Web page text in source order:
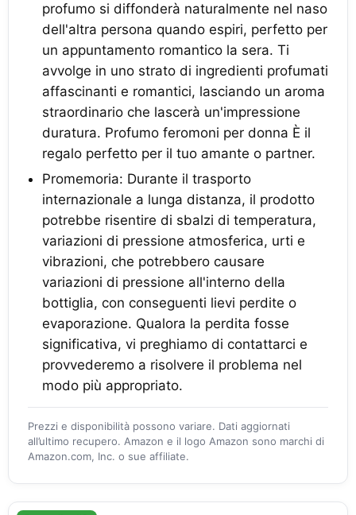
profumo si diffonderà naturalmente nel naso
dell'altra persona quando espiri, perfetto per
un appuntamento romantico la sera. Ti
avvolge in uno strato di ingredienti profumati
affascinanti e romantici, lasciando un aroma
straordinario che lascerà un'impressione
duratura. Profumo feromoni per donna È il
regalo perfetto per il tuo amante o partner.
Promemoria: Durante il trasporto
internazionale a lunga distanza, il prodotto
potrebbe risentire di sbalzi di temperatura,
variazioni di pressione atmosferica, urti e
vibrazioni, che potrebbero causare
variazioni di pressione all'interno della
bottiglia, con conseguenti lievi perdite o
evaporazione. Qualora la perdita fosse
significativa, vi preghiamo di contattarci e
provvederemo a risolvere il problema nel
modo più appropriato.
Prezzi e disponibilità possono variare. Dati aggiornati
all’ultimo recupero. Amazon e il logo Amazon sono marchi di
Amazon.com, Inc. o sue affiliate.